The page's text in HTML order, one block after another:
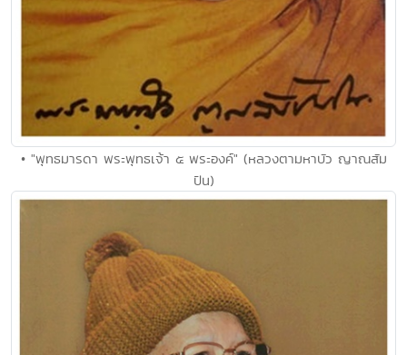
• "พุทธมารดา พระพุทธเจ้า ๕ พระองค์" (หลวงตามหาบัว ญาณสัม
ปัน)